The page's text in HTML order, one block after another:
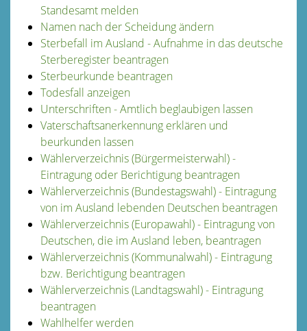
Standesamt melden
Namen nach der Scheidung ändern
Sterbefall im Ausland - Aufnahme in das deutsche
Sterberegister beantragen
Sterbeurkunde beantragen
Todesfall anzeigen
Unterschriften - Amtlich beglaubigen lassen
Vaterschaftsanerkennung erklären und
beurkunden lassen
Wählerverzeichnis (Bürgermeisterwahl) -
Eintragung oder Berichtigung beantragen
Wählerverzeichnis (Bundestagswahl) - Eintragung
von im Ausland lebenden Deutschen beantragen
Wählerverzeichnis (Europawahl) - Eintragung von
Deutschen, die im Ausland leben, beantragen
Wählerverzeichnis (Kommunalwahl) - Eintragung
bzw. Berichtigung beantragen
Wählerverzeichnis (Landtagswahl) - Eintragung
beantragen
Wahlhelfer werden